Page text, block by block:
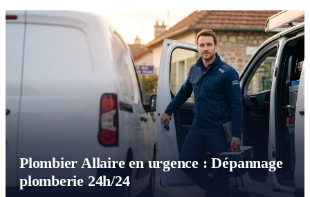
Plombier Allaire en urgence : Dépannage
plomberie 24h/24